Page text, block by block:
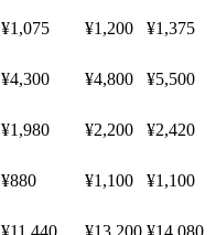
¥1,075 ¥1,200 ¥1,375
¥4,300 ¥4,800 ¥5,500
¥1,980 ¥2,200 ¥2,420
¥880 ¥1,100 ¥1,100
¥11,440 ¥13,200 ¥14,080